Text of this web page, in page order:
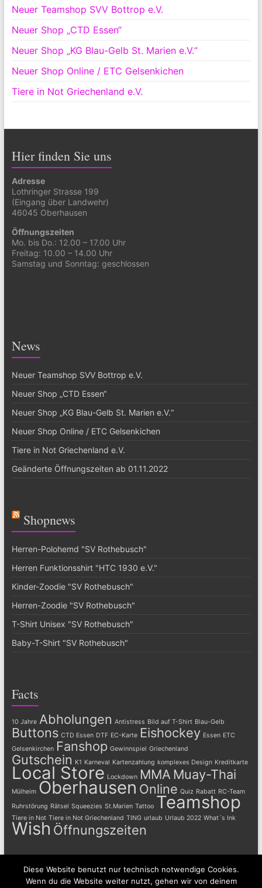
Neuer Teamshop SVV Bottrop e.V.
Neuer Shop „CTD Essen“
Neuer Shop „KG Blau-Gelb St. Marien e.V.“
Neuer Shop Online / ETC Gelsenkichen
Tiere in Not Griechenland e.V.
Hier finden Sie uns
Adresse
Lothringer Strasse 199
(Eingang über Landwehr)
46045 Oberhausen
Öffnungszeiten
Mo. bis Do.: 12.00 – 17.00 Uhr
Freitag: 10.00 – 14.00 Uhr
Samstag und Sonntag: geschlossen
News
Neuer Teamshop SVV Bottrop e.V.
Neuer Shop „CTD Essen“
Neuer Shop „KG Blau-Gelb St. Marien e.V.“
Neuer Shop Online / ETC Gelsenkichen
Tiere in Not Griechenland e.V.
Geänderte Öffnungszeiten ab 01.11.2022
Shopnews
Herren-Polohemd "SV Rothebusch"
Herren Funktionsshirt "HTC 1930 e.V."
Kinder-Zoodie "SV Rothebusch"
Herren-Zoodie "SV Rothebusch"
T-Shirt Unisex "SV Rothebusch"
Baby-T-Shirt "SV Rothebusch"
Facts
10 Jahre Abholungen Antistress Bild auf T-Shirt Blau-Gelb
Buttons CTD Essen DTF EC-Karte Eishockey Essen ETC
Gelsenkirchen Fanshop Gewinnspiel Griechenland
Gutschein K1 Karneval Kartenzahlung komplexes Design Kreditkarte
Local Store Lockdown MMA Muay-Thai
Mülheim Oberhausen Online Quiz Rabatt RC-Team
Ruhrstörung Rätsel Squeezies St.Marien Tattoo Teamshop
Tiere in Not Tiere in Not Griechenland TING urlaub Urlaub 2022 What´s Ink
Wish Öffnungszeiten
Diese Website benutzt nur technisch notwendige Cookies.
Wenn du die Website weiter nutzt, gehen wir von deinem